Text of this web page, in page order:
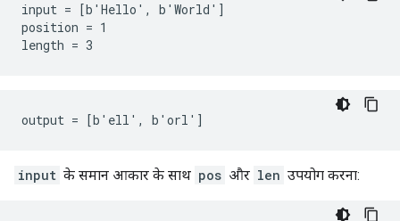
input = [b'Hello', b'World']
position = 1
length = 3
output = [b'ell', b'orl']
input के समान आकार के साथ pos और len उपयोग करना: